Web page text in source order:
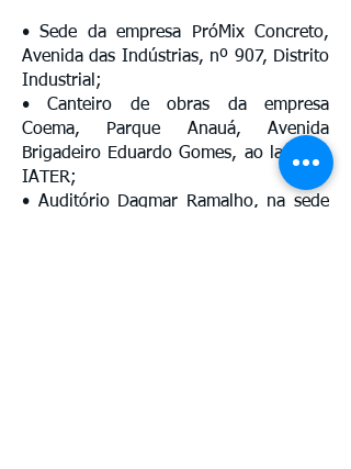
• Sede da empresa PróMix Concreto,
Avenida das Indústrias, nº 907, Distrito
Industrial;
• Canteiro de obras da empresa
Coema, Parque Anauá, Avenida
Brigadeiro Eduardo Gomes, ao lado do
IATER;
• Auditório Dagmar Ramalho, na sede